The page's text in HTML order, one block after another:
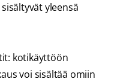
yleensä
kotikäyttöön
voi sisältää omiin